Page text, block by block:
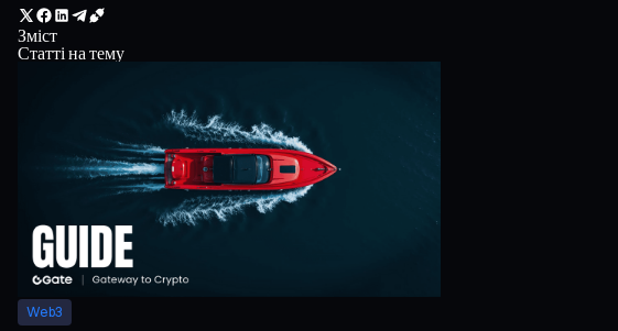
Зміст
Статті на тему
Web3